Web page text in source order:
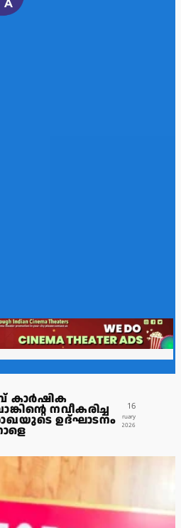
കാർഷിക
നവീകരിച്ച
ഉദ്ഘാടനം
16
February
2026